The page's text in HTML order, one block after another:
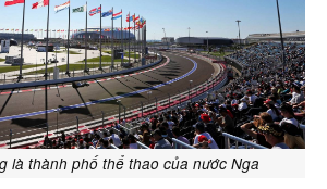
là thành phố thể thao của nước Nga